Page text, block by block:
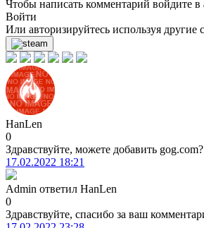
нет в наличии
нет в наличии
нет в наличии
нет в наличии
нет в наличии
нет в наличии
Чтобы написать комментарий войдите в
Войти
Или авторизируйтесь используя другие
HanLen
0
Здравствуйте, можете добавить gog.com?
17.02.2022 18:21
Admin ответил HanLen
0
Здравствуйте, спасибо за ваш